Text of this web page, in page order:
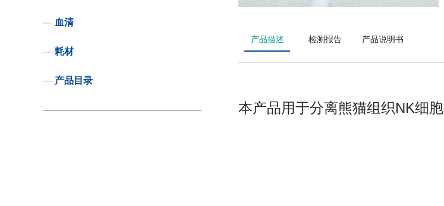
— 血清
— 耗材
— 产品目录
产品描述 检测报告 产品说明书
本产品用于分离熊猫组织NK细胞